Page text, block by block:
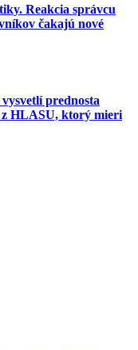
Reakcia správcu
čakajú nové
prednosta
z HLASU, ktorý mieri